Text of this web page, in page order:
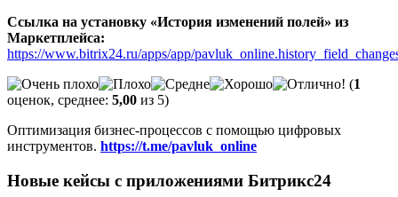
Ссылка на установку «История изменений полей» из
Маркетплейса:
https://www.bitrix24.ru/apps/app/
(1
оценок, среднее: 5,00 из 5)
Оптимизация бизнес-процессов с помощью цифровых
инструментов. https://t.me/pavluk_online
Новые кейсы с приложениями Битрикс24